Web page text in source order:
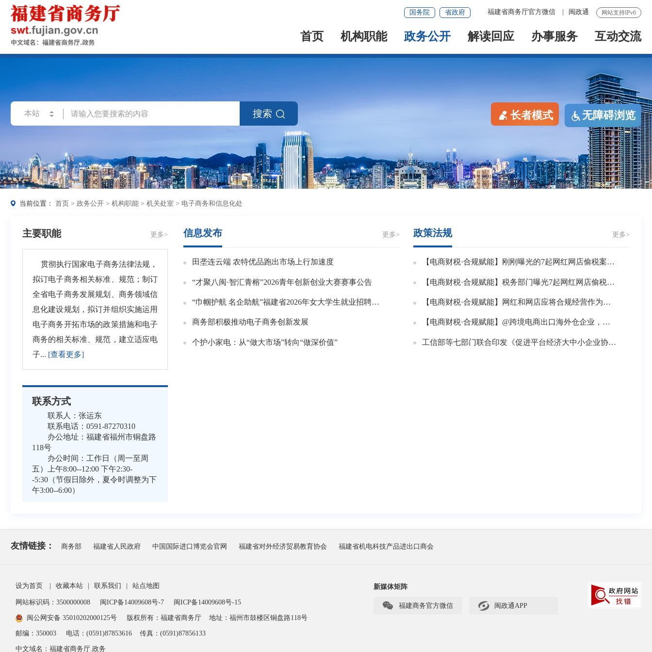
网站支持IPv6
福建省商务厅官方微信 闽政通
国务院 省政府
首页 机构职能 政务公开 解读回应 办事服务 互动交流
搜索 长者模式 无障碍浏览
当前位置： 首页 > 政务公开 > 机构职能 > 机关处室 > 电子商务和信息化处
主要职能 更多>
贯彻执行国家电子商务法律法规，
拟订电子商务相关标准、规范；制订
全省电子商务发展规划、商务领域信
息化建设规划，拟订并组织实施运用
电子商务开拓市场的政策措施和电子
商务的相关标准、规范，建立适应电
子... [查看更多]
联系方式
联系人：张运东
联系电话：0591-87270310
办公地址：福建省福州市铜盘路
118号
办公时间：工作日（周一至周
五）上午8:00--12:00 下午2:30-
-5:30（节假日除外，夏令时调整为下
午3:00--6:00）
信息发布 更多>
田垄连云端 农特优品跑出市场上行加速度
“才聚八闽·智汇青榕”2026青年创新创业大赛赛事公告
“巾帼护航 名企助航”福建省2026年女大学生就业招聘专场今起上线！
商务部积极推动电子商务创新发展
个护小家电：从“做大市场”转向“做深价值”
政策法规 更多>
【电商财税·合规赋能】刚刚曝光的7起网红网店偷税案件查处细节来了！
【电商财税·合规赋能】税务部门曝光7起网红网店偷税案件 平台内经营者应依法诚信纳税
【电商财税·合规赋能】网红和网店应将合规经营作为立身之本
【电商财税·合规赋能】@跨境电商出口海外仓企业，这份电子书请收好！
工信部等七部门联合印发《促进平台经济大中小企业协同发展行动方案（2026—2028年）》
友情链接： 商务部 福建省人民政府 中国国际进口博览会官网 福建省对外经济贸易教育协会 福建省机电科技产品进出口商会
设为首页 收藏本站 联系我们 站点地图
网站标识码：3500000008 闽ICP备14009608号-7 闽ICP备14009608号-15
闽公网安备 35010202000125号 版权所有：福建省商务厅 地址：福州市鼓楼区铜盘路118号
邮编：350003 电话：(0591)87853616 传真：(0591)87856133
中文域名：福建省商务厅.政务
新媒体矩阵
 福建商务官方微信  闽政通APP